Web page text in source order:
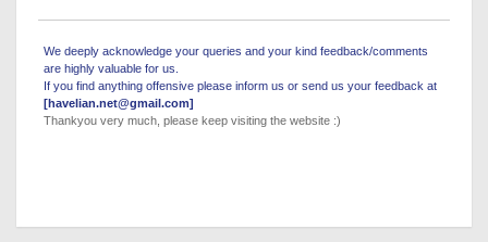
We deeply acknowledge your queries and your kind feedback/comments
are highly valuable for us.
If you find anything offensive please inform us or send us your feedback at
[havelian.net@gmail.com]
Thankyou very much, please keep visiting the website :)